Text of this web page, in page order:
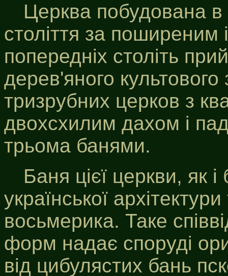
Церква побудована в
століття за поширеним
попередніх століть
дерев'яного
тризрубних церков з
двохсхилим дахом і
трьома банями.
Баня цієї церкви, як
української
восьмерика. Таке
форм надає споруді
від цибулястих бань